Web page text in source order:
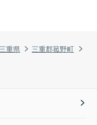
三重県
三重郡菰野町